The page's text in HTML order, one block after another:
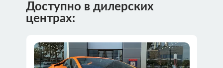
Доступно в дилерских
центрах: